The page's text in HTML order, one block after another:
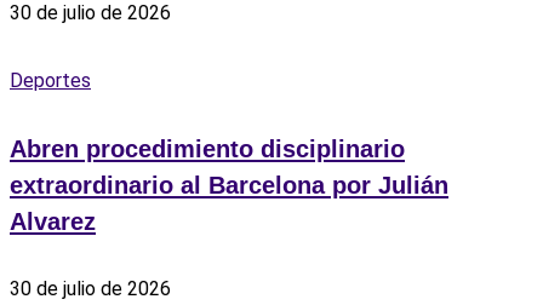
30 de julio de 2026
Deportes
Abren procedimiento disciplinario
extraordinario al Barcelona por Julián
Alvarez
30 de julio de 2026